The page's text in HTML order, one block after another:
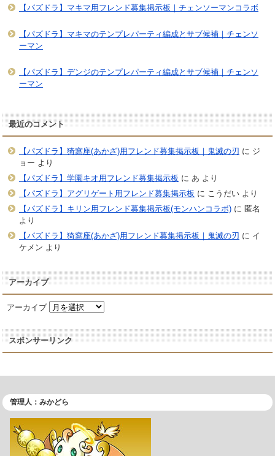
【パズドラ】マキマ用フレンド募集掲示板｜チェンソーマンコラボ
【パズドラ】マキマのテンプレパーティ編成とサブ候補｜チェンソ
ーマン
【パズドラ】デンジのテンプレパーティ編成とサブ候補｜チェンソ
ーマン
最近のコメント
【パズドラ】猗窩座(あかざ)用フレンド募集掲示板｜鬼滅の刃 に ジ
ョー より
【パズドラ】学園キオ用フレンド募集掲示板 に あ より
【パズドラ】アグリゲート用フレンド募集掲示板 に こうだいより
【パズドラ】キリン用フレンド募集掲示板(モンハンコラボ)に 匿名
より
【パズドラ】猗窩座(あかざ)用フレンド募集掲示板｜鬼滅の刃 に イ
ケメン より
アーカイブ
アーカイブ
スポンサーリンク
管理人：みかどら